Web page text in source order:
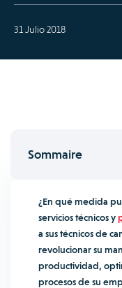
31 Julio 2018
Sommaire
¿En qué medida
servicios técnicos y
a sus técnicos de
revolucionar su
productividad,
procesos de su